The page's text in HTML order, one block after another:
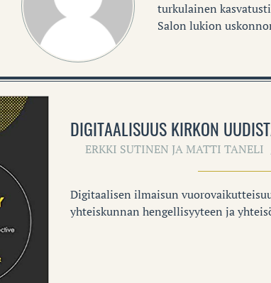
turkulainen
Salon lukion
DIGITAALISUUS KIRKON
ERKKI SUTINEN JA MATTI TANELI
Digitaalisen ilmaisun
yhteiskunnan hengellisyyteen ja